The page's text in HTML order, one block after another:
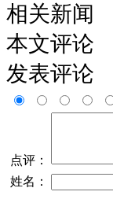
相关新闻
本文评论
发表评论
点评：
姓名：